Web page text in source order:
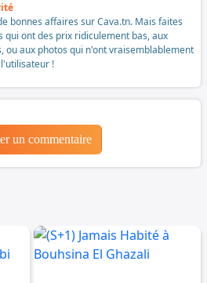
bonnes affaires sur Cava.tn. Mais faites
qui ont des prix ridiculement bas, aux
ou aux photos qui n'ont vraisemblablement
!
un commentaire